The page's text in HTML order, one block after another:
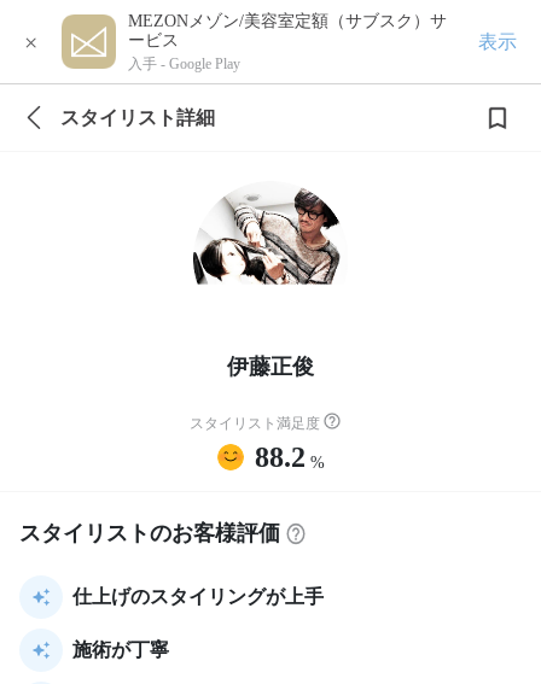
×
MEZONメゾン/美容室定額（サブスク）サ
ービス
入手 - Google Play
表示
スタイリスト詳細
伊藤正俊
スタイリスト満足度
88.2 %
スタイリストのお客様評価
仕上げのスタイリングが上手
施術が丁寧